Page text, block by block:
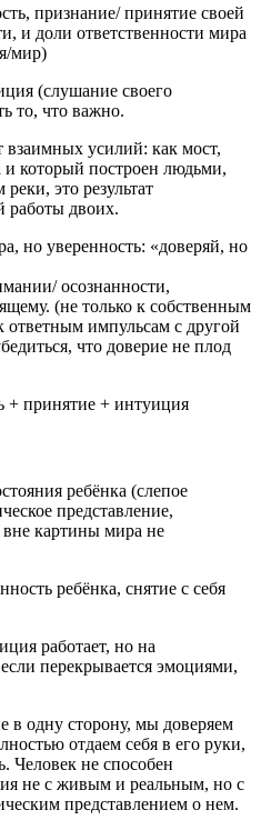
признание/ принятие своей
и доли ответственности мира
мир)
(слушание своего
то, что важно.
взаимных усилий: как мост,
и который построен людьми,
это результат
работы двоих.
но уверенность: «доверяй, но
осознанности,
(не только к собственным
импульсам с другой
что доверие не плод
+ принятие + интуиция
ребёнка (слепое
представление,
вне картины мира не
ребёнка, снятие с себя
работает, но на
перекрывается эмоциями,
в одну сторону, мы доверяем
отдаем себя в его руки,
Человек не способен
не с живым и реальным, но с
представлением о нем.